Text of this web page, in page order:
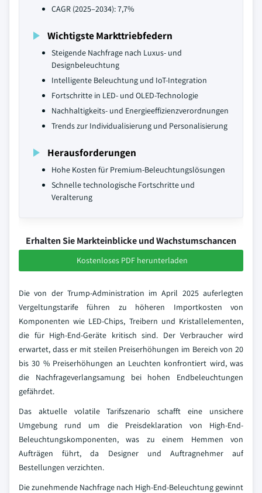
CAGR (2025–2034): 7,7%
Wichtigste Markttriebfedern
Steigende Nachfrage nach Luxus- und
Designbeleuchtung
Intelligente Beleuchtung und IoT-Integration
Fortschritte in LED- und OLED-Technologie
Nachhaltigkeits- und Energieeffizienzverordnungen
Trends zur Individualisierung und Personalisierung
Herausforderungen
Hohe Kosten für Premium-Beleuchtungslösungen
Schnelle technologische Fortschritte und
Veralterung
Erhalten Sie Markteinblicke und Wachstumschancen
Kostenloses PDF herunterladen
Die von der Trump-Administration im April 2025 auferlegten
Vergeltungstarife führen zu höheren Importkosten von
Komponenten wie LED-Chips, Treibern und Kristallelementen,
die für High-End-Geräte kritisch sind. Der Verbraucher wird
erwartet, dass er mit steilen Preiserhöhungen im Bereich von 20
bis 30 % Preiserhöhungen an Leuchten konfrontiert wird, was
die Nachfrageverlangsamung bei hohen Endbeleuchtungen
gefährdet.
Das aktuelle volatile Tarifszenario schafft eine unsichere
Umgebung rund um die Preisdeklaration von High-End-
Beleuchtungskomponenten, was zu einem Hemmen von
Aufträgen führt, da Designer und Auftragnehmer auf
Bestellungen verzichten.
Die zunehmende Nachfrage nach High-End-Beleuchtung gewinnt